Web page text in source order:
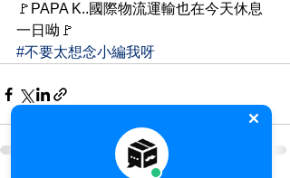
🚩PAPA K..國際物流運輸也在今天休息
一日呦🚩
#不要太想念小編我呀